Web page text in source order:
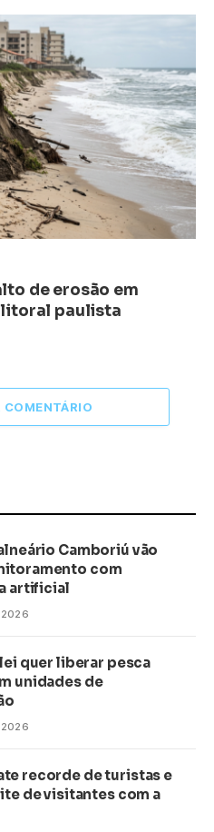
de erosão em
litoral paulista
COMENTÁRIO
Camboriú vão
com
artificial
quer liberar pesca
unidades de
recorde de turistas e
de visitantes com a